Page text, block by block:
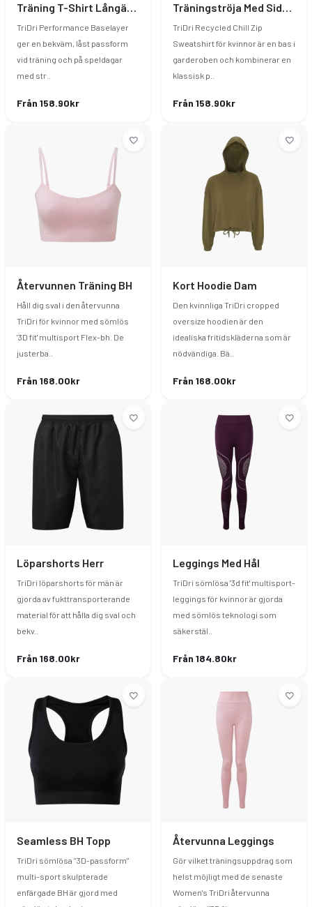
Träning T-Shirt Långärmad
TriDri Performance Baselayer
ger en bekväm, låst passform
vid träning och på speldagar
med str..
Från 158.90kr
Träningströja Med Sidodragkedja Dam
TriDri Recycled Chill Zip
Sweatshirt för kvinnor är en bas i
garderoben och kombinerar en
klassisk p..
Från 158.90kr
Återvunnen Träning BH
Håll dig sval i den återvunna
TriDri för kvinnor med sömlös
'3D fit' multisport Flex-bh. De
justerba..
Från 168.00kr
Kort Hoodie Dam
Den kvinnliga TriDri cropped
oversize hoodien är den
idealiska fritidskläderna som är
nödvändiga. Bä..
Från 168.00kr
Löparshorts Herr
TriDri löparshorts för män är
gjorda av fukttransporterande
material för att hålla dig sval och
bekv..
Från 168.00kr
Leggings Med Hål
TriDri sömlösa '3d fit' multisport-
leggings för kvinnor är gjorda
med sömlös teknologi som
säkerstäl..
Från 184.80kr
Seamless BH Topp
TriDri sömlösa "3D-passform"
multi-sport skulpterade
enfärgade BH är gjord med
Återvunna Leggings
Gör vilket träningsuppdrag som
helst möjligt med de senaste
Women's TriDri återvunna